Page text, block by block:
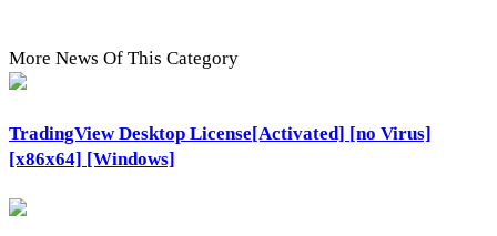
More News Of This Category
TradingView Desktop License[Activated] [no Virus]
[x86x64] [Windows]